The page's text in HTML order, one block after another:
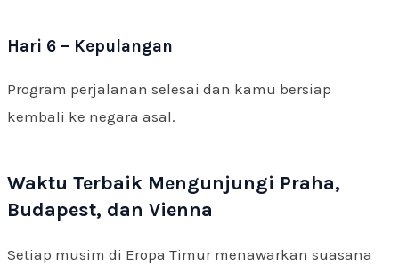
Hari 6 – Kepulangan
Program perjalanan selesai dan kamu bersiap
kembali ke negara asal.
Waktu Terbaik Mengunjungi Praha,
Budapest, dan Vienna
Setiap musim di Eropa Timur menawarkan suasana